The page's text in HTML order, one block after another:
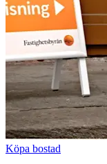
Köpa bostad